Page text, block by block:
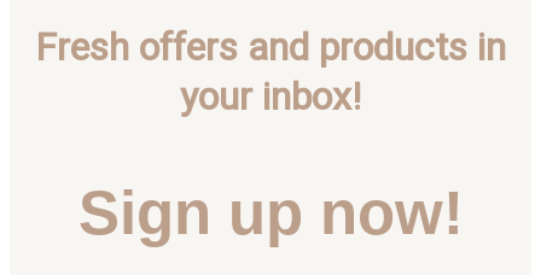
Fresh offers and products in
your inbox!
Sign up now!